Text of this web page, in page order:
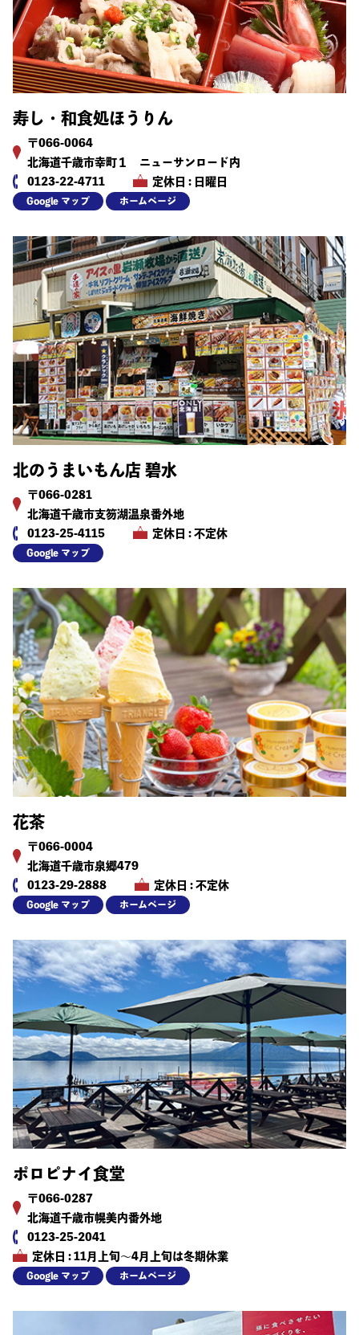
寿し・和食処ほうりん
〒066-0064
北海道千歳市幸町１ ニューサンロード内
0123-22-4711
定休日 : 日曜日
Google マップ ホームページ
北のうまいもん店 碧水
〒066-0281
北海道千歳市支笏湖温泉番外地
0123-25-4115
定休日 : 不定休
Google マップ
花茶
〒066-0004
北海道千歳市泉郷479
0123-29-2888
定休日 : 不定休
Google マップ ホームページ
ポロピナイ食堂
〒066-0287
北海道千歳市幌美内番外地
0123-25-2041
定休日 : 11月上旬～4月上旬は冬期休業
Google マップ ホームページ